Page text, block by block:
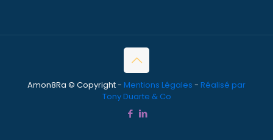
Amon8Ra © Copyright - Mentions Légales - Réalisé par
Tony Duarte & Co